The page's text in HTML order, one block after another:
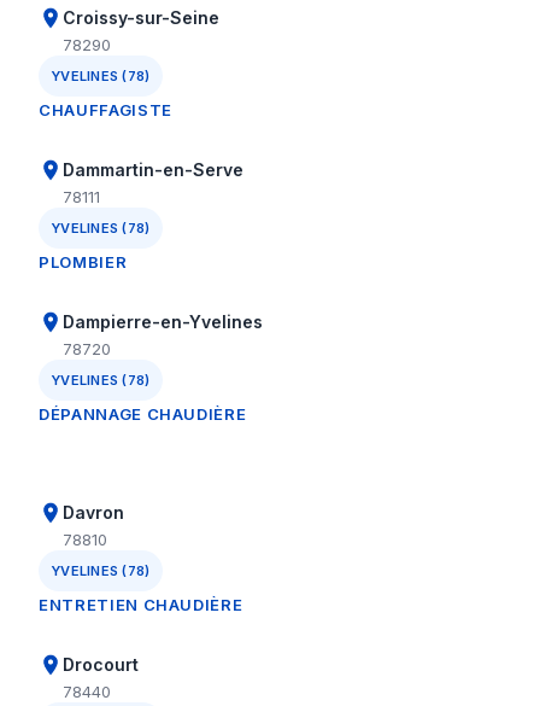
Croissy-sur-Seine
78290
YVELINES (78)
CHAUFFAGISTE
Dammartin-en-Serve
78111
YVELINES (78)
PLOMBIER
Dampierre-en-Yvelines
78720
YVELINES (78)
DÉPANNAGE CHAUDIÈRE
Davron
78810
YVELINES (78)
ENTRETIEN CHAUDIÈRE
Drocourt
78440